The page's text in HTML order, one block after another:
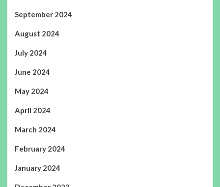
September 2024
August 2024
July 2024
June 2024
May 2024
April 2024
March 2024
February 2024
January 2024